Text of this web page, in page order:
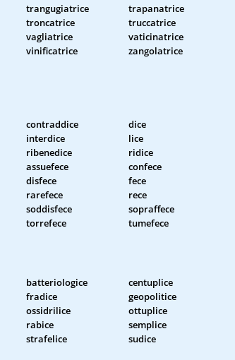
trangugiatrice
trapanatrice
troncatrice
truccatrice
vagliatrice
vaticinatrice
vinificatrice
zangolatrice
contraddice
dice
interdice
lice
ribenedice
ridice
assuefece
confece
disfece
fece
rarefece
rece
soddisfece
sopraffece
torrefece tumefece
batteriologice
centuplice
fradice
geopolitice
ossidrilice
ottuplice
rabice
semplice
strafelice
sudice